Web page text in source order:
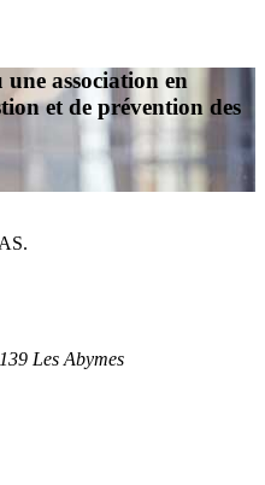
association en
et de prévention des
Les Abymes